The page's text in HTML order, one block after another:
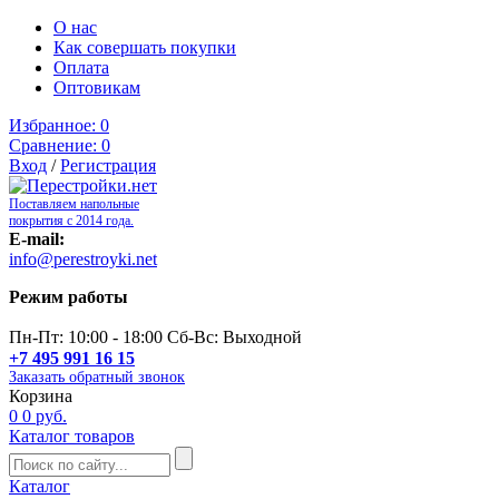
О нас
Как совершать покупки
Оплата
Оптовикам
Избранное: 0
Сравнение: 0
Вход /Регистрация
Поставляем напольные
покрытия с 2014 года.
E-mail:
info@perestroyki.net
Режим работы
Пн-Пт: 10:00 - 18:00 Сб-Вс: Выходной
+7 495 991 16 15
Заказать обратный звонок
Корзина
0 0 руб.
Каталог товаров
Каталог